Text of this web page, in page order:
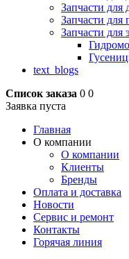
Запчасти для
Запчасти для
Запчасти для
text_blogs
Список заказа 0 0
Заявка пуста
Главная
О компании
О компании
Клиенты
Бренды
Оплата и доставка
Новости
Сервис и ремонт
Контакты
Горячая линия